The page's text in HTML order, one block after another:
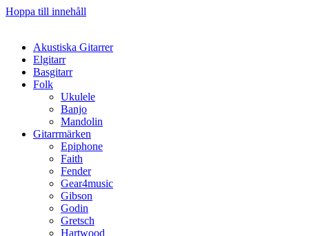
Hoppa till innehåll
Akustiska Gitarrer
Elgitarr
Basgitarr
Folk
Ukulele
Banjo
Mandolin
Gitarrmärken
Epiphone
Faith
Fender
Gear4music
Gibson
Godin
Gretsch
Hartwood